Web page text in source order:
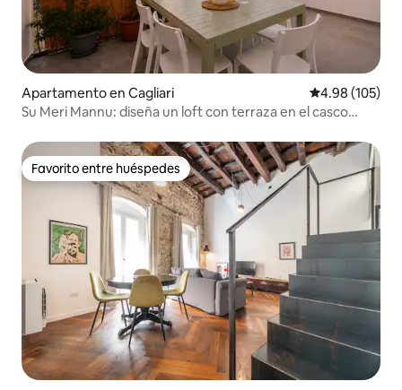
Apartamento en Cagliari Calificación
4.98 (105)
Su Meri Mannu: diseña un loft con terraza en el casco
Favorito entre huéspedes
Favorito entre huéspedes